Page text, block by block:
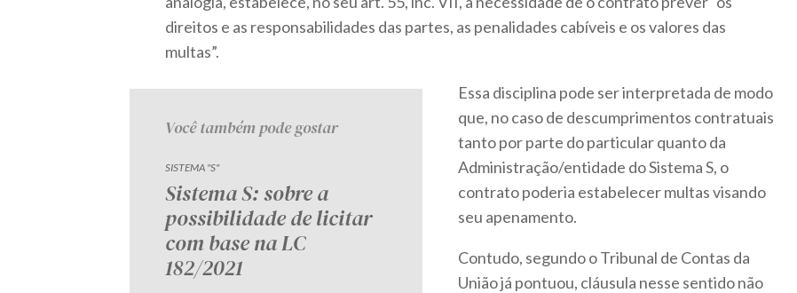
direitos e as responsabilidades das partes, as penalidades cabíveis e os valores das
multas”.
Você também pode gostar
SISTEMA "S"
Sistema S: sobre a
possibilidade de licitar
com base na LC
182/2021
Essa disciplina pode ser interpretada de modo
que, no caso de descumprimentos contratuais
tanto por parte do particular quanto da
Administração/entidade do Sistema S, o
contrato poderia estabelecer multas visando
seu apenamento.
Contudo, segundo o Tribunal de Contas da
União já pontuou, cláusula nesse sentido não